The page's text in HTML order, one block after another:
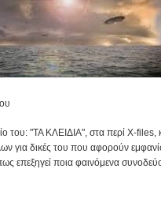
του: "ΤΑ ΚΛΕΙΔΙΑ", στα περί X-files,
για δικές του που αφορούν
επεξηγεί ποια φαινόμενα